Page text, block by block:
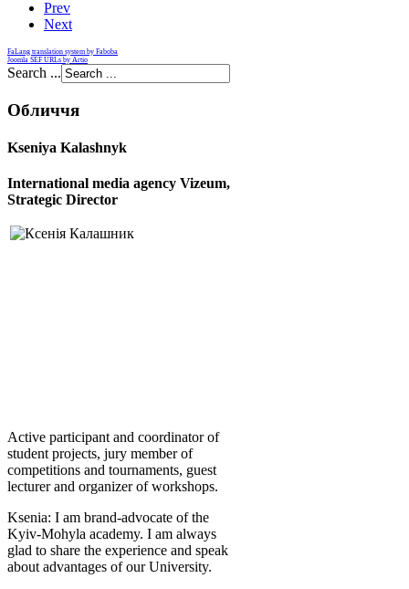
Prev
Next
FaLang translation system by Faboba
Joomla SEF URLs by Artio
Search ...
Обличчя
Kseniya Kalashnyk
International media agency Vizeum,
Strategic Director
Active participant and coordinator of
student projects, jury member of
competitions and tournaments, guest
lecturer and organizer of workshops.
Ksenia: I am brand-advocate of the
Kyiv-Mohyla academy. I am always
glad to share the experience and speak
about advantages of our University.